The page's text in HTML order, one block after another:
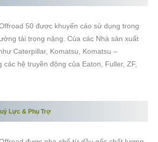
50 được khuyến cáo sử dụng trong
tải trọng nặng. Của các Nhà sản xuất
Caterpillar, Komatsu, Komatsu –
hệ truyền động của Eaton, Fuller, ZF,
Lực & Phụ Trợ